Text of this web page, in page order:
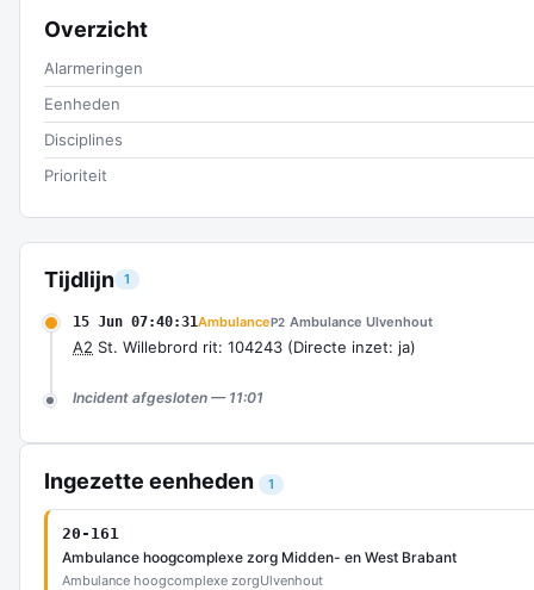
Tijdlijn 1
15 Jun 07:40:31AmbulanceP2 Ambulance Ulvenhout
A2 St. Willebrord rit: 104243 (Directe inzet: ja)
Incident afgesloten — 11:01
Ingezette eenheden 1
20-161
Ambulance hoogcomplexe zorg Midden- en West Brabant
Ambulance hoogcomplexe zorgUlvenhout
Overzicht
Alarmeringen
Eenheden
Disciplines
Prioriteit